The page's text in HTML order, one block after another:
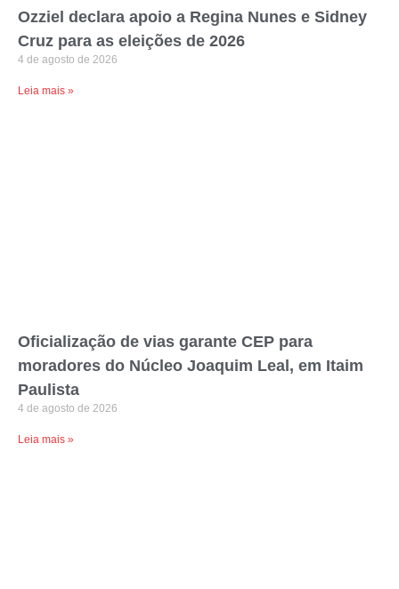
Ozziel declara apoio a Regina Nunes e Sidney
Cruz para as eleições de 2026
4 de agosto de 2026
Leia mais »
Oficialização de vias garante CEP para
moradores do Núcleo Joaquim Leal, em Itaim
Paulista
4 de agosto de 2026
Leia mais »